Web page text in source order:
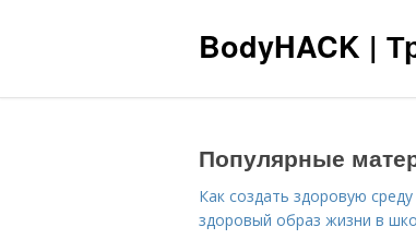
BodyHACK |
Популярные
Как создать здоровую
здоровый образ жизни в